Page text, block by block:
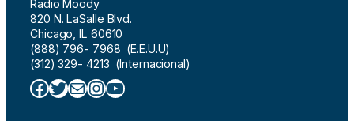
Radio Moody
820 N. LaSalle Blvd.
Chicago, IL 60610
(888) 796- 7968 (E.E.U.U)
(312) 329- 4213 (Internacional)
Facebook Twitter Correo electrónico InstagramYouTube